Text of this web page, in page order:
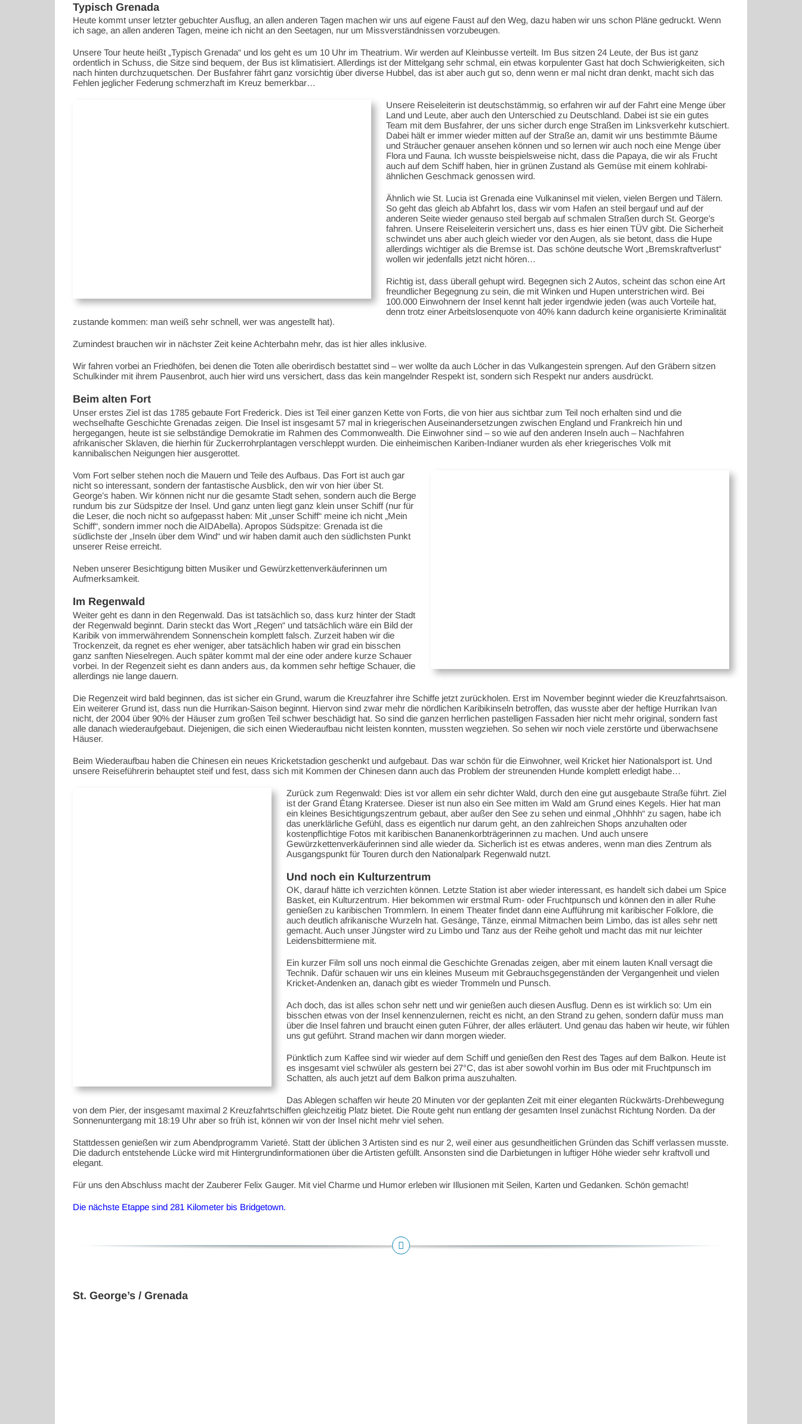
Typisch Grenada
Heute kommt unser letzter gebuchter Ausflug, an allen anderen Tagen machen wir uns auf eigene Faust auf den Weg, dazu haben wir uns schon Pläne gedruckt. Wenn
ich sage, an allen anderen Tagen, meine ich nicht an den Seetagen, nur um Missverständnissen vorzubeugen.
Unsere Tour heute heißt „Typisch Grenada“ und los geht es um 10 Uhr im Theatrium. Wir werden auf Kleinbusse verteilt. Im Bus sitzen 24 Leute, der Bus ist ganz
ordentlich in Schuss, die Sitze sind bequem, der Bus ist klimatisiert. Allerdings ist der Mittelgang sehr schmal, ein etwas korpulenter Gast hat doch Schwierigkeiten, sich
nach hinten durchzuquetschen. Der Busfahrer fährt ganz vorsichtig über diverse Hubbel, das ist aber auch gut so, denn wenn er mal nicht dran denkt, macht sich das
Fehlen jeglicher Federung schmerzhaft im Kreuz bemerkbar…
Unsere Reiseleiterin ist deutschstämmig, so erfahren wir auf der Fahrt eine Menge über
Land und Leute, aber auch den Unterschied zu Deutschland. Dabei ist sie ein gutes
Team mit dem Busfahrer, der uns sicher durch enge Straßen im Linksverkehr kutschiert.
Dabei hält er immer wieder mitten auf der Straße an, damit wir uns bestimmte Bäume
und Sträucher genauer ansehen können und so lernen wir auch noch eine Menge über
Flora und Fauna. Ich wusste beispielsweise nicht, dass die Papaya, die wir als Frucht
auch auf dem Schiff haben, hier in grünen Zustand als Gemüse mit einem kohlrabi-
ähnlichen Geschmack genossen wird.
Ähnlich wie St. Lucia ist Grenada eine Vulkaninsel mit vielen, vielen Bergen und Tälern.
So geht das gleich ab Abfahrt los, dass wir vom Hafen an steil bergauf und auf der
anderen Seite wieder genauso steil bergab auf schmalen Straßen durch St. George’s
fahren. Unsere Reiseleiterin versichert uns, dass es hier einen TÜV gibt. Die Sicherheit
schwindet uns aber auch gleich wieder vor den Augen, als sie betont, dass die Hupe
allerdings wichtiger als die Bremse ist. Das schöne deutsche Wort „Bremskraftverlust“
wollen wir jedenfalls jetzt nicht hören…
Richtig ist, dass überall gehupt wird. Begegnen sich 2 Autos, scheint das schon eine Art
freundlicher Begegnung zu sein, die mit Winken und Hupen unterstrichen wird. Bei
100.000 Einwohnern der Insel kennt halt jeder irgendwie jeden (was auch Vorteile hat,
denn trotz einer Arbeitslosenquote von 40% kann dadurch keine organisierte Kriminalität
zustande kommen: man weiß sehr schnell, wer was angestellt hat).
Zumindest brauchen wir in nächster Zeit keine Achterbahn mehr, das ist hier alles inklusive.
Wir fahren vorbei an Friedhöfen, bei denen die Toten alle oberirdisch bestattet sind – wer wollte da auch Löcher in das Vulkangestein sprengen. Auf den Gräbern sitzen
Schulkinder mit ihrem Pausenbrot, auch hier wird uns versichert, dass das kein mangelnder Respekt ist, sondern sich Respekt nur anders ausdrückt.
Beim alten Fort
Unser erstes Ziel ist das 1785 gebaute Fort Frederick. Dies ist Teil einer ganzen Kette von Forts, die von hier aus sichtbar zum Teil noch erhalten sind und die
wechselhafte Geschichte Grenadas zeigen. Die Insel ist insgesamt 57 mal in kriegerischen Auseinandersetzungen zwischen England und Frankreich hin und
hergegangen, heute ist sie selbständige Demokratie im Rahmen des Commonwealth. Die Einwohner sind – so wie auf den anderen Inseln auch – Nachfahren
afrikanischer Sklaven, die hierhin für Zuckerrohrplantagen verschleppt wurden. Die einheimischen Kariben-Indianer wurden als eher kriegerisches Volk mit
kannibalischen Neigungen hier ausgerottet.
Vom Fort selber stehen noch die Mauern und Teile des Aufbaus. Das Fort ist auch gar
nicht so interessant, sondern der fantastische Ausblick, den wir von hier über St.
George’s haben. Wir können nicht nur die gesamte Stadt sehen, sondern auch die Berge
rundum bis zur Südspitze der Insel. Und ganz unten liegt ganz klein unser Schiff (nur für
die Leser, die noch nicht so aufgepasst haben: Mit „unser Schiff“ meine ich nicht „Mein
Schiff“, sondern immer noch die AIDAbella). Apropos Südspitze: Grenada ist die
südlichste der „Inseln über dem Wind“ und wir haben damit auch den südlichsten Punkt
unserer Reise erreicht.
Neben unserer Besichtigung bitten Musiker und Gewürzkettenverkäuferinnen um
Aufmerksamkeit.
Im Regenwald
Weiter geht es dann in den Regenwald. Das ist tatsächlich so, dass kurz hinter der Stadt
der Regenwald beginnt. Darin steckt das Wort „Regen“ und tatsächlich wäre ein Bild der
Karibik von immerwährendem Sonnenschein komplett falsch. Zurzeit haben wir die
Trockenzeit, da regnet es eher weniger, aber tatsächlich haben wir grad ein bisschen
ganz sanften Nieselregen. Auch später kommt mal der eine oder andere kurze Schauer
vorbei. In der Regenzeit sieht es dann anders aus, da kommen sehr heftige Schauer, die
allerdings nie lange dauern.
Die Regenzeit wird bald beginnen, das ist sicher ein Grund, warum die Kreuzfahrer ihre Schiffe jetzt zurückholen. Erst im November beginnt wieder die Kreuzfahrtsaison.
Ein weiterer Grund ist, dass nun die Hurrikan-Saison beginnt. Hiervon sind zwar mehr die nördlichen Karibikinseln betroffen, das wusste aber der heftige Hurrikan Ivan
nicht, der 2004 über 90% der Häuser zum großen Teil schwer beschädigt hat. So sind die ganzen herrlichen pastelligen Fassaden hier nicht mehr original, sondern fast
alle danach wiederaufgebaut. Diejenigen, die sich einen Wiederaufbau nicht leisten konnten, mussten wegziehen. So sehen wir noch viele zerstörte und überwachsene
Häuser.
Beim Wiederaufbau haben die Chinesen ein neues Kricketstadion geschenkt und aufgebaut. Das war schön für die Einwohner, weil Kricket hier Nationalsport ist. Und
unsere Reiseführerin behauptet steif und fest, dass sich mit Kommen der Chinesen dann auch das Problem der streunenden Hunde komplett erledigt habe…
Zurück zum Regenwald: Dies ist vor allem ein sehr dichter Wald, durch den eine gut ausgebaute Straße führt. Ziel
ist der Grand Étang Kratersee. Dieser ist nun also ein See mitten im Wald am Grund eines Kegels. Hier hat man
ein kleines Besichtigungszentrum gebaut, aber außer den See zu sehen und einmal „Ohhhh“ zu sagen, habe ich
das unerklärliche Gefühl, dass es eigentlich nur darum geht, an den zahlreichen Shops anzuhalten oder
kostenpflichtige Fotos mit karibischen Bananenkorbträgerinnen zu machen. Und auch unsere
Gewürzkettenverkäuferinnen sind alle wieder da. Sicherlich ist es etwas anderes, wenn man dies Zentrum als
Ausgangspunkt für Touren durch den Nationalpark Regenwald nutzt.
Und noch ein Kulturzentrum
OK, darauf hätte ich verzichten können. Letzte Station ist aber wieder interessant, es handelt sich dabei um Spice
Basket, ein Kulturzentrum. Hier bekommen wir erstmal Rum- oder Fruchtpunsch und können den in aller Ruhe
genießen zu karibischen Trommlern. In einem Theater findet dann eine Aufführung mit karibischer Folklore, die
auch deutlich afrikanische Wurzeln hat. Gesänge, Tänze, einmal Mitmachen beim Limbo, das ist alles sehr nett
gemacht. Auch unser Jüngster wird zu Limbo und Tanz aus der Reihe geholt und macht das mit nur leichter
Leidensbittermiene mit.
Ein kurzer Film soll uns noch einmal die Geschichte Grenadas zeigen, aber mit einem lauten Knall versagt die
Technik. Dafür schauen wir uns ein kleines Museum mit Gebrauchsgegenständen der Vergangenheit und vielen
Kricket-Andenken an, danach gibt es wieder Trommeln und Punsch.
Ach doch, das ist alles schon sehr nett und wir genießen auch diesen Ausflug. Denn es ist wirklich so: Um ein
bisschen etwas von der Insel kennenzulernen, reicht es nicht, an den Strand zu gehen, sondern dafür muss man
über die Insel fahren und braucht einen guten Führer, der alles erläutert. Und genau das haben wir heute, wir fühlen
uns gut geführt. Strand machen wir dann morgen wieder.
Pünktlich zum Kaffee sind wir wieder auf dem Schiff und genießen den Rest des Tages auf dem Balkon. Heute ist
es insgesamt viel schwüler als gestern bei 27°C, das ist aber sowohl vorhin im Bus oder mit Fruchtpunsch im
Schatten, als auch jetzt auf dem Balkon prima auszuhalten.
Das Ablegen schaffen wir heute 20 Minuten vor der geplanten Zeit mit einer eleganten Rückwärts-Drehbewegung
von dem Pier, der insgesamt maximal 2 Kreuzfahrtschiffen gleichzeitig Platz bietet. Die Route geht nun entlang der gesamten Insel zunächst Richtung Norden. Da der
Sonnenuntergang mit 18:19 Uhr aber so früh ist, können wir von der Insel nicht mehr viel sehen.
Stattdessen genießen wir zum Abendprogramm Varieté. Statt der üblichen 3 Artisten sind es nur 2, weil einer aus gesundheitlichen Gründen das Schiff verlassen musste.
Die dadurch entstehende Lücke wird mit Hintergrundinformationen über die Artisten gefüllt. Ansonsten sind die Darbietungen in luftiger Höhe wieder sehr kraftvoll und
elegant.
Für uns den Abschluss macht der Zauberer Felix Gauger. Mit viel Charme und Humor erleben wir Illusionen mit Seilen, Karten und Gedanken. Schön gemacht!
Die nächste Etappe sind 281 Kilometer bis Bridgetown.
St. George’s / Grenada